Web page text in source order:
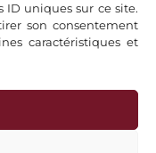
uniques sur ce site.
son consentement
caractéristiques et